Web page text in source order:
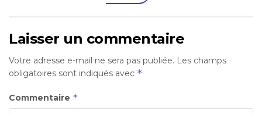
Laisser un commentaire
Votre adresse e-mail ne sera pas publiée. Les champs
obligatoires sont indiqués avec *
Commentaire *